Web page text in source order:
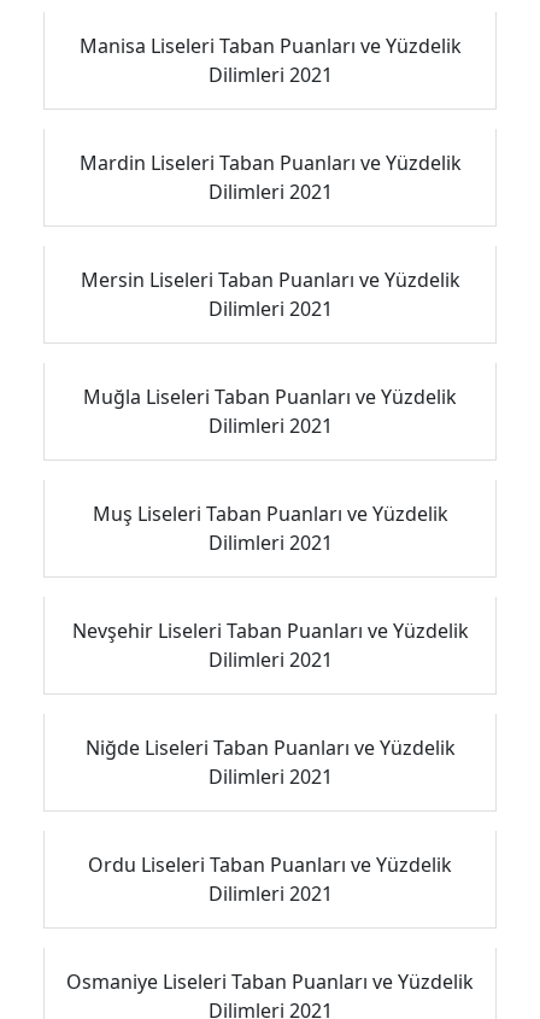
Manisa Liseleri Taban Puanları ve Yüzdelik
Dilimleri 2021
Mardin Liseleri Taban Puanları ve Yüzdelik
Dilimleri 2021
Mersin Liseleri Taban Puanları ve Yüzdelik
Dilimleri 2021
Muğla Liseleri Taban Puanları ve Yüzdelik
Dilimleri 2021
Muş Liseleri Taban Puanları ve Yüzdelik
Dilimleri 2021
Nevşehir Liseleri Taban Puanları ve Yüzdelik
Dilimleri 2021
Niğde Liseleri Taban Puanları ve Yüzdelik
Dilimleri 2021
Ordu Liseleri Taban Puanları ve Yüzdelik
Dilimleri 2021
Osmaniye Liseleri Taban Puanları ve Yüzdelik
Dilimleri 2021